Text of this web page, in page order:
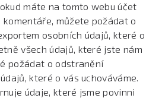
máte na tomto webu účet
můžete požádat o
osobních údajů, které o
všech údajů, které jste nám
požádat o odstranění
které o vás uchováváme.
údaje, které jsme povinni